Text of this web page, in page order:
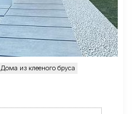
Дома из клееного бруса